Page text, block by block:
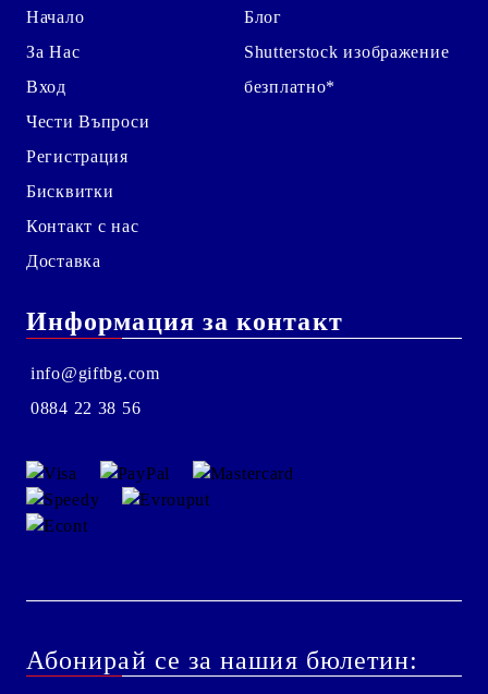
Начало
За Нас
Вход
Чести Въпроси
Регистрация
Бисквитки
Контакт с нас
Доставка
Блог
Shutterstock изображение
безплатно*
Информация за контакт
info@giftbg.com
0884 22 38 56
Абонирай се за нашия бюлетин: